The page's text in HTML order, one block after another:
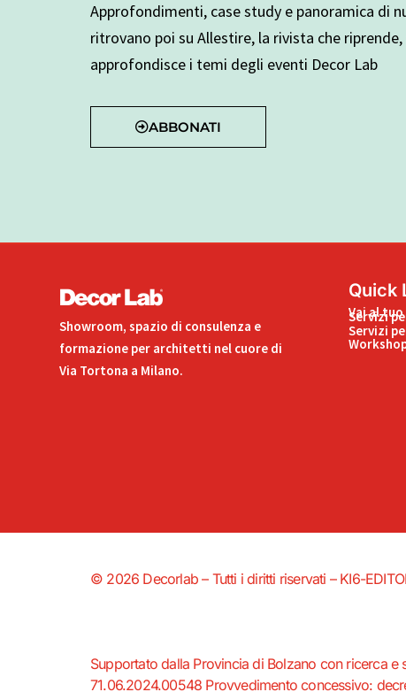
Approfondimenti, case study e panoramica di
ritrovano poi su Allestire, la rivista che
approfondisce i temi degli eventi Decor Lab
ABBONATI
Showroom, spazio di consulenza e
formazione per architetti nel cuore di
Via Tortona a Milano.
Quick
Vai al
Servizi
Servizi
© 2026 Decorlab – Tutti i diritti riservati – KI6-
Supportato dalla Provincia di Bolzano con ricerca e
71.06.2024.00548 Provvedimento concessivo: